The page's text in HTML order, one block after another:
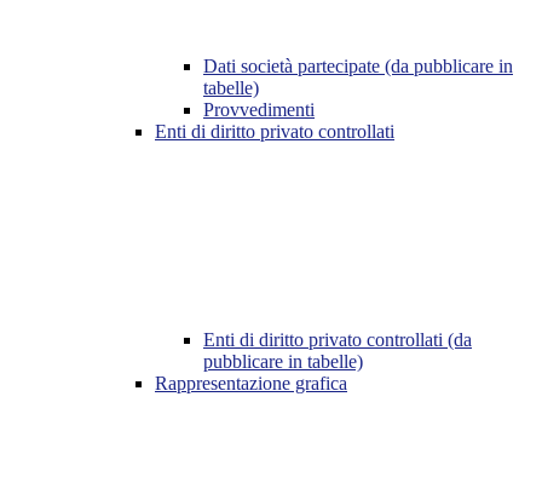
Dati società partecipate (da pubblicare in
tabelle)
Provvedimenti
Enti di diritto privato controllati
Enti di diritto privato controllati (da
pubblicare in tabelle)
Rappresentazione grafica